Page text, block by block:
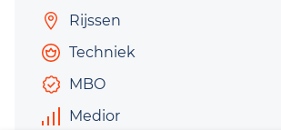
Rijssen
Techniek
MBO
Medior